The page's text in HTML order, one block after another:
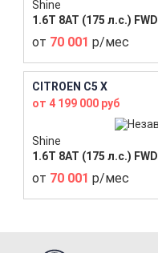
Shine
1.6T 8AT (175 л.с.) FWD
от 70 001 р/мес
CITROEN C5 X
от 4 199 000 руб
Shine
1.6T 8AT (175 л.с.) FWD
от 70 001 р/мес